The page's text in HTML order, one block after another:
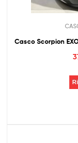
Casco Scorpion